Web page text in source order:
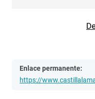
Enlace permanente:
https://